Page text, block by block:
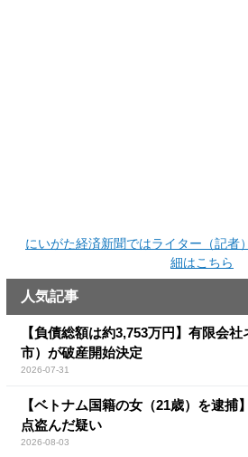
にいがた経済新聞ではライター（記者
細はこちら
人気記事
【負債総額は約3,753万円】有限会
市）が破産開始決定
2026-07-31
【ベトナム国籍の女（21歳）を逮捕
点盗んだ疑い
2026-08-03